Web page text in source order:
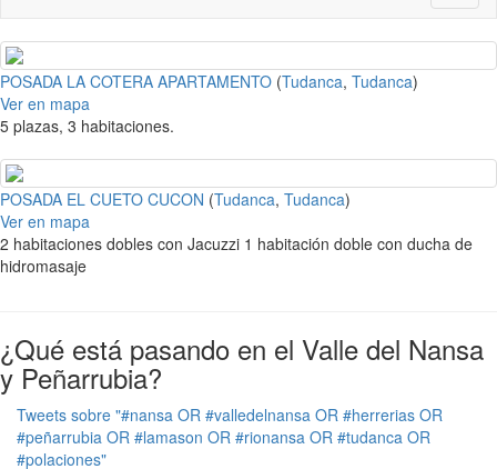
POSADA LA COTERA APARTAMENTO (Tudanca, Tudanca)
Ver en mapa
5 plazas, 3 habitaciones.
POSADA EL CUETO CUCON (Tudanca, Tudanca)
Ver en mapa
2 habitaciones dobles con Jacuzzi 1 habitación doble con ducha de
hidromasaje
¿Qué está pasando en el Valle del Nansa
y Peñarrubia?
Tweets sobre "#nansa OR #valledelnansa OR #herrerias OR
#peñarrubia OR #lamason OR #rionansa OR #tudanca OR
#polaciones"